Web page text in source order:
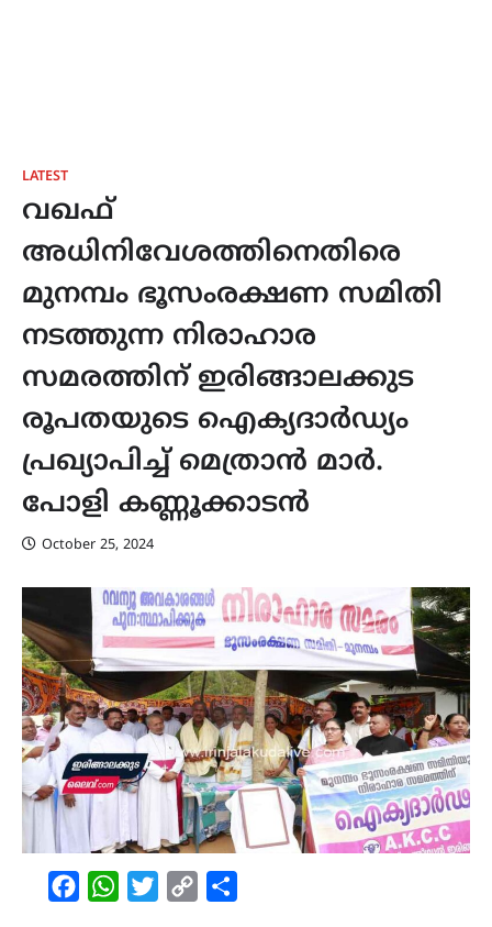
LATEST
വഖഫ്
അധിനിവേശത്തിനെതിരെ
മുനമ്പം ഭൂസംരക്ഷണ സമിതി
നടത്തുന്ന നിരാഹാര
സമരത്തിന് ഇരിങ്ങാലക്കുട
രൂപതയുടെ ഐക്യദാർഡ്യം
പ്രഖ്യാപിച്ച് മെത്രാൻ മാർ.
പോളി കണ്ണൂക്കാടൻ
October 25, 2024
FacebookWhatsAppTwitterCopy